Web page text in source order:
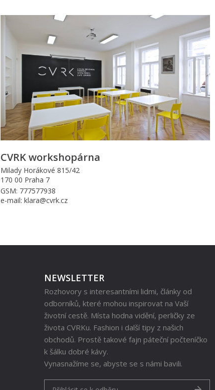
CVRK workshopárna
Milady Horákové 815/42
170 00 Praha 7
GSM: 777577938
e-mail: klara@cvrk.cz
NEWSLETTER
Rozhovory s interesantními lidmi, články od
odborníků, které mohou inspirovat na Vaší
životní cestě. Místa hodna vidění, perličky ze
života CVRKu. Fashion i další tipy z našich
obchodů. Prostě takové fajn páteční počteníčko
k šálku dobré kávy.
Vynasnažíme se, abyste se s námi bavili.